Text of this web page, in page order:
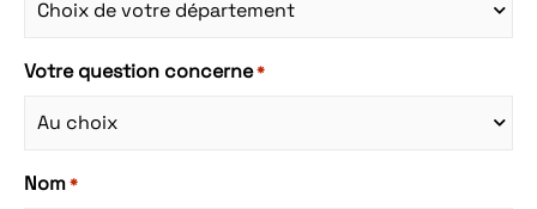
Votre question concerne*
Nom*